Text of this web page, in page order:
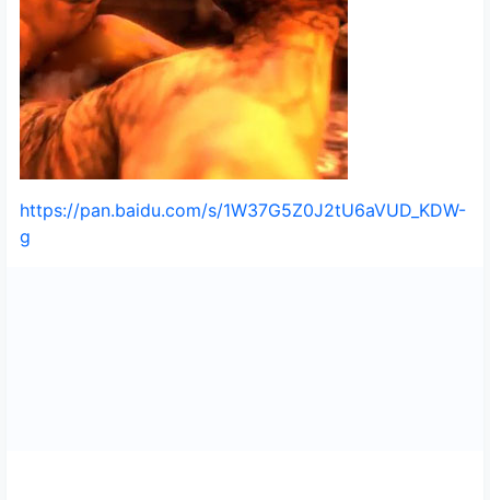
https://pan.baidu.com/s/1W37G5Z0J2tU6aVUD_KDW-
g